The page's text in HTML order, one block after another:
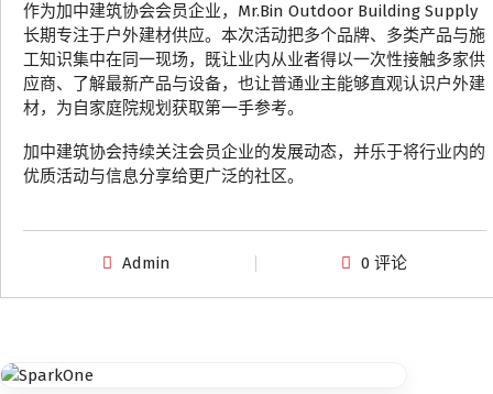
作为加中建筑协会会员企业，Mr.Bin Outdoor Building Supply
长期专注于户外建材供应。本次活动把多个品牌、多类产品与施
工知识集中在同一现场，既让业内从业者得以一次性接触多家供
应商、了解最新产品与设备，也让普通业主能够直观认识户外建
材，为自家庭院规划获取第一手参考。
加中建筑协会持续关注会员企业的发展动态，并乐于将行业内的
优质活动与信息分享给更广泛的社区。
Admin 0 评论